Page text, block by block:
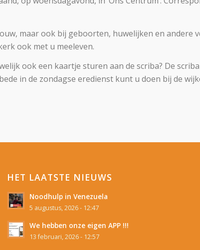
maar ook bij geboorten, huwelijken en andere
ook met u meeleven.
ook een kaartje sturen aan de scriba? De
in de zondagse eredienst kunt u doen bij de
HET LAATSTE NIEUWS
Noodhulp in Venezuela
5 augustus, 2026 - 12:47
We hebben onze eigen APP !!!
13 februari, 2026 - 12:57